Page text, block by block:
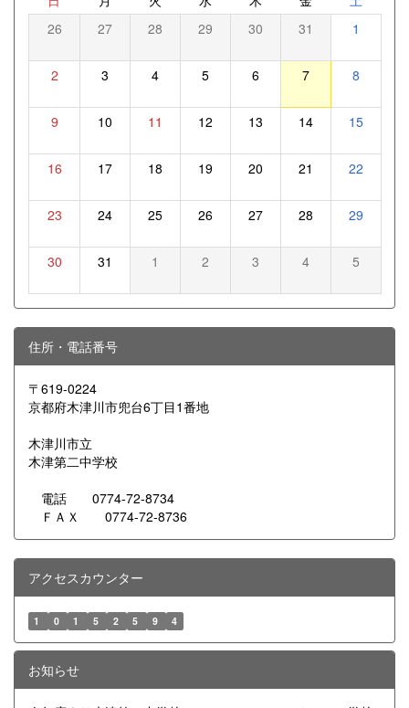
26 27 28 29 30 31 1
2 3 4 5 6 7 8
9 10 11 12 13 14 15
16 17 18 19 20 21 22
23 24 25 26 27 28 29
30 31 1 2 3 4 5
住所・電話番号
〒619-0224
京都府木津川市兜台6丁目1番地
木津川市立
木津第二中学校
電話 0774-72-8734
ＦＡＸ 0774-72-8736
アクセスカウンター
1 0 1 5 2 5 9 4
お知らせ